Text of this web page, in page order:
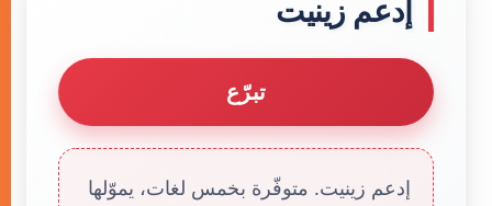
إدعم زينيت
تبرّع
إدعم زينيت. متوفّرة بخمس لغات، يموّلها